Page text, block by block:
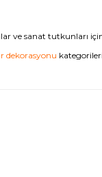
ve sanat tutkunları
dekorasyonu